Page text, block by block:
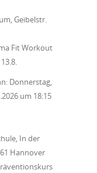
Geibelstr.
Fit Workout
Donnerstag,
um 18:15
In der
Hannover